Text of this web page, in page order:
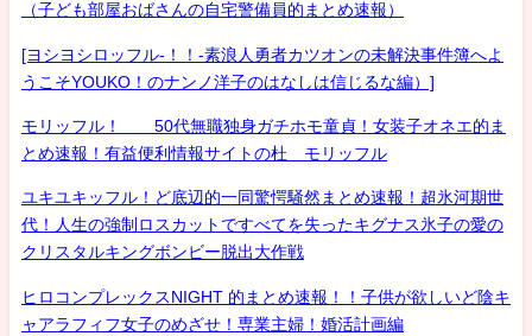
（子ども部屋おばさんの自宅警備員的まとめ速報）
[ヨシヨシロッフル-！！-素浪人勇者カツオンの未解決事件簿へよ
うこそYOUKO！のナンノ洋子のはなしは信じるな編）]
モリッフル！ 50代無職独身ガチホモ童貞！女装子オネエ的ま
とめ速報！有益便利情報サイトの杜 モリッフル
ユキユキッフル！ど底辺的一同驚愕騒然まとめ速報！超氷河期世
代！人生の強制ロスカットですべてを失ったキグナス氷子の愛の
クリスタルキングボンビー脱出大作戦
ヒロコンプレックスNIGHT 的まとめ速報！！子供が欲しいど陰キ
ャアラフィフ女子のめざせ！専業主婦！婚活計画編